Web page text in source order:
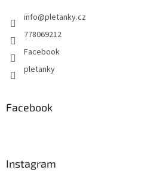
info@pletanky.cz
778069212
Facebook
pletanky
Facebook
Instagram